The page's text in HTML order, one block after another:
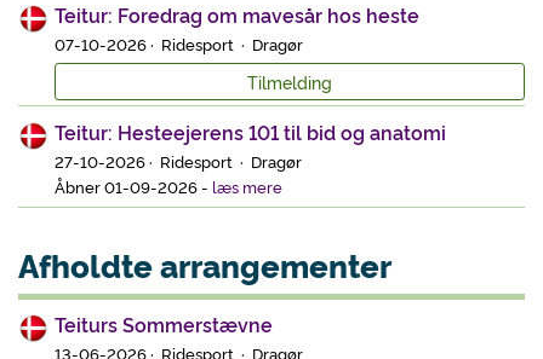
Teitur: Foredrag om mavesår hos heste
07-10-2026 · Ridesport · Dragør
Tilmelding
Teitur: Hesteejerens 101 til bid og anatomi
27-10-2026 · Ridesport · Dragør
Åbner 01-09-2026- læs mere
Afholdte arrangementer
Teiturs Sommerstævne
13-06-2026 · Ridesport · Dragør